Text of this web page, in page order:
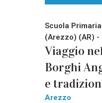
Scuola
(Arezzo) (AR) -
Viaggio
Borghi
e
Arezzo